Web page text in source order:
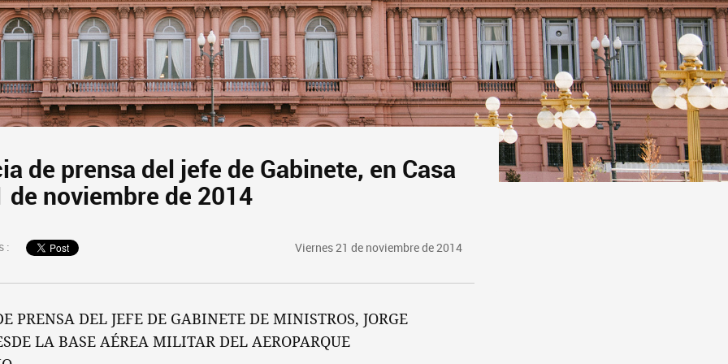
de prensa del jefe de Gabinete, en Casa
de noviembre de 2014
: Viernes 21 de noviembre de 2014
PRENSA DEL JEFE DE GABINETE DE MINISTROS, JORGE
LA BASE AÉREA MILITAR DEL AEROPARQUE